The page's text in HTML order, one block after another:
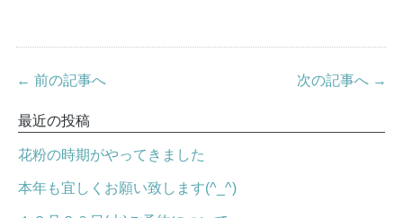
← 前の記事へ 次の記事へ →
最近の投稿
花粉の時期がやってきました
本年も宜しくお願い致します(^_^)